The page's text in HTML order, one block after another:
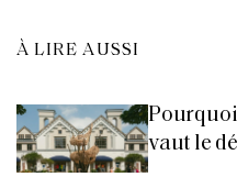
À LIRE AUSSI
vaut le